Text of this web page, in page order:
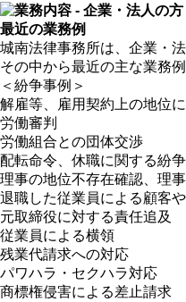
最近の業務例
城南法律事務所は、企業・
その中から最近の主な業務
＜紛争事例＞
解雇等、雇用契約上の地位
労働審判
労働組合との団体交渉
配転命令、休職に関する紛争
理事の地位不存在確認、理
退職した従業員による顧客
元取締役に対する責任追及
従業員による横領
残業代請求への対応
パワハラ・セクハラ対応
商標権侵害による差止請求